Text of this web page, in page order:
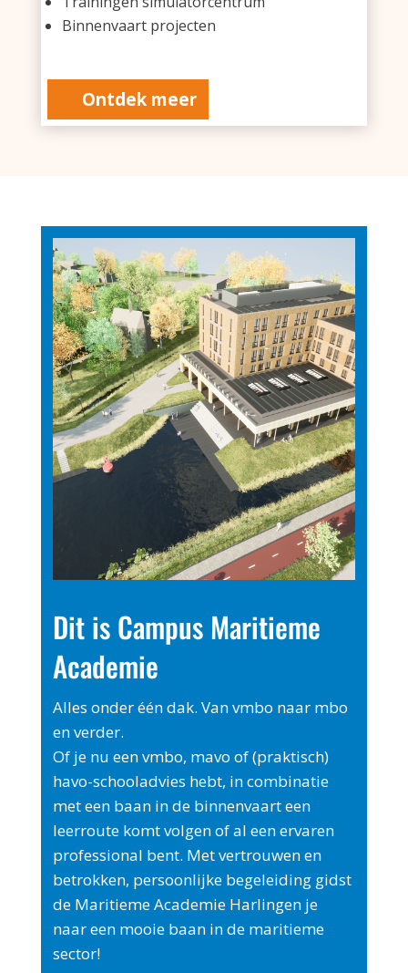
Binnenvaart projecten
Ontdek meer
Dit is Campus Maritieme
Academie
Alles onder één dak. Van vmbo naar mbo
en verder.
Of je nu een vmbo, mavo of (praktisch)
havo-schooladvies hebt, in combinatie
met een baan in de binnenvaart een
leerroute komt volgen of al een ervaren
professional bent. Met vertrouwen en
betrokken, persoonlijke begeleiding gidst
de Maritieme Academie Harlingen je
naar een mooie baan in de maritieme
sector!